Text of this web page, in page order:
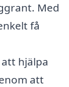
Med
få
hjälpa
att